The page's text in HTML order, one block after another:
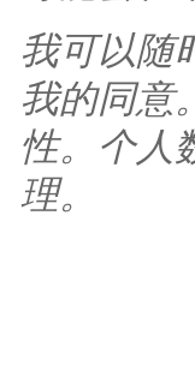
我可以随
我的同意
性。个人
理。